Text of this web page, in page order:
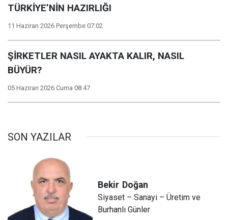
TÜRKİYE’NİN HAZIRLIĞI
11 Haziran 2026 Perşembe 07:02
ŞİRKETLER NASIL AYAKTA KALIR, NASIL
BÜYÜR?
05 Haziran 2026 Cuma 08:47
SON YAZILAR
Bekir Doğan
Siyaset – Sanayi – Üretim ve
Burhanlı Günler